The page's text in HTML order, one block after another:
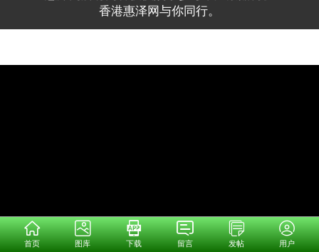
香港惠泽网与你同行。
首页 图库 下载 留言 发帖 用户